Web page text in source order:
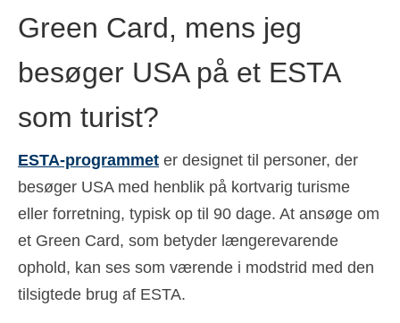
Green Card, mens jeg
besøger USA på et ESTA
som turist?
ESTA-programmet er designet til personer, der
besøger USA med henblik på kortvarig turisme
eller forretning, typisk op til 90 dage. At ansøge om
et Green Card, som betyder længerevarende
ophold, kan ses som værende i modstrid med den
tilsigtede brug af ESTA.